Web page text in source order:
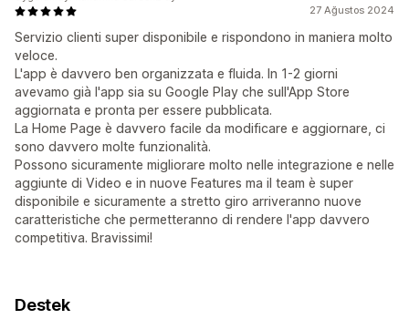
27 Ağustos 2024
Servizio clienti super disponibile e rispondono in maniera molto
veloce.
L'app è davvero ben organizzata e fluida. In 1-2 giorni
avevamo già l'app sia su Google Play che sull'App Store
aggiornata e pronta per essere pubblicata.
La Home Page è davvero facile da modificare e aggiornare, ci
sono davvero molte funzionalità.
Possono sicuramente migliorare molto nelle integrazione e nelle
aggiunte di Video e in nuove Features ma il team è super
disponibile e sicuramente a stretto giro arriveranno nuove
caratteristiche che permetteranno di rendere l'app davvero
competitiva. Bravissimi!
Destek